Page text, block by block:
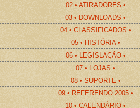
02 • ATIRADORES •
03 • DOWNLOADS •
04 • CLASSIFICADOS •
05 • HISTÓRIA •
06 • LEGISLAÇÃO •
07 • LOJAS •
08 • SUPORTE •
09 • REFERENDO 2005 •
10 • CALENDÁRIO •